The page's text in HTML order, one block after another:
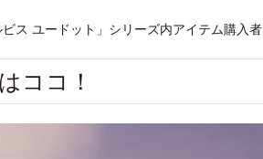
ユードット」シリーズ内アイテム購入者
ココ！